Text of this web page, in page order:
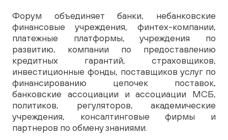
Форум объединяет банки, небанковские
финансовые учреждения, финтех-компании,
платежные платформы, учреждения по
развитию, компании по предоставлению
кредитных гарантий, страховщиков,
инвестиционные фонды, поставщиков услуг по
финансированию цепочек поставок,
банковские ассоциации и ассоциации МСБ,
политиков, регуляторов, академические
учреждения, консалтинговые фирмы и
партнеров по обмену знаниями.